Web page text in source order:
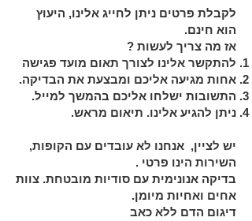
לקבלת פרטים ניתן לחייג אלינו, היעוץ
הוא חינם.
אז מה צריך לעשות ?
להתקשר אלינו לצורך תאום מועד פגישה
אחות מגיעה אליכם ומבצעת את הבדיקה.
התשובות ישלחו אליכם בהמשך למייל.
ניתן להגיע אלינו. תיאום מראש.
יש לציין, אנחנו לא עובדים עם הקופות,
השירות הינו פרטי .
בדיקה אנונימית עם סודיות מובטחת. צוות
אחים ואחיות מיומן.
דיגום הדם ללא כאב